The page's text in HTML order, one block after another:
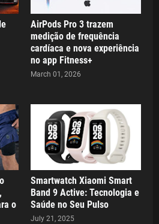
AirPods Pro 3 trazem
medição de frequência
cardíaca e nova experiência
no app Fitness+
March 01, 2026
o
Smartwatch Xiaomi Smart
Band 9 Active: Tecnologia e
Saúde no Seu Pulso
July 21, 2025